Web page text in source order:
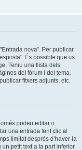
nova". Per publicar
És possible que us
Teniu una llista dels
del fòrum i del tema.
fitxers adjunts, etc.
podeu editar o
una entrada fent clic al
limitat després d’haver-la
petit text a la part inferior